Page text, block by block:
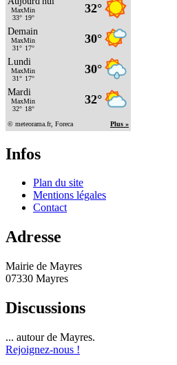
Infos
Plan du site
Mentions légales
Contact
Adresse
Mairie de Mayres
07330 Mayres
Discussions
... autour de Mayres.
Rejoignez-nous !